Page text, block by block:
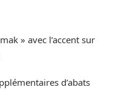
» avec l’accent sur
d’abats